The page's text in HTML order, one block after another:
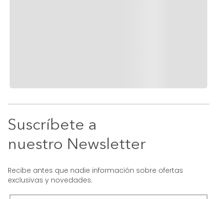
Suscríbete a
nuestro Newsletter
Recibe antes que nadie información sobre ofertas
exclusivas y novedades.